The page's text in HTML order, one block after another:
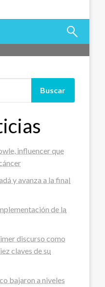
Buscar
influencer que
y avanza a la final
de la
discurso como
claves de su
bajaron a niveles